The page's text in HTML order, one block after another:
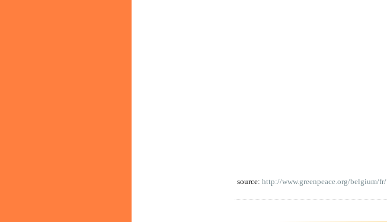
source: http://www.greenpeace.org/belgium/fr/